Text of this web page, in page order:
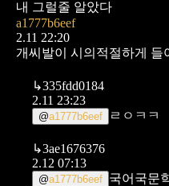
내 그럴줄 알았다
a1777b6eef
2.11 22:20
개씨발이 시의적절하게 들
↳335fdd0184
2.11 23:23
@a1777b6eef ㄹㅇㅋㅋ
↳3ae1676376
2.12 07:13
@a1777b6eef 국어국문